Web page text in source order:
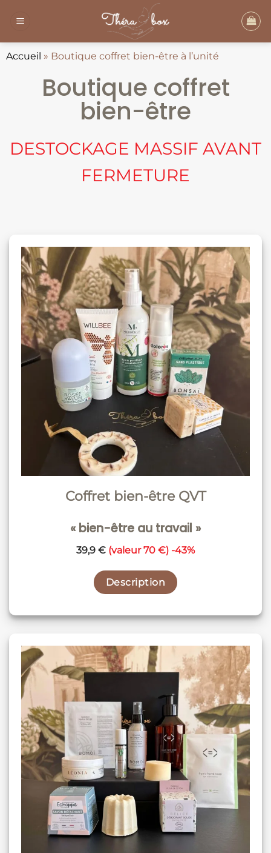
Accueil » Boutique coffret bien-être à l’unité
Boutique coffret
bien-être
DESTOCKAGE MASSIF AVANT
FERMETURE
Coffret bien-être QVT
« bien-être au travail »
39,9 € (valeur 70 €) -43%
Description